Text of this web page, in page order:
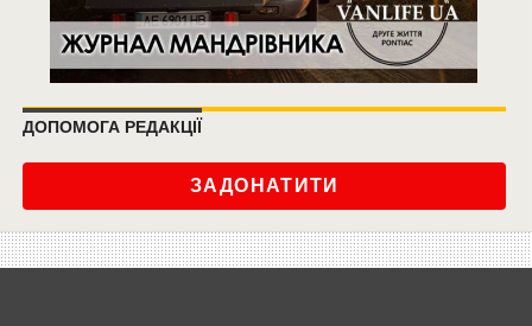
ДОПОМОГА РЕДАКЦІЇ
ЗАДОНАТИТИ